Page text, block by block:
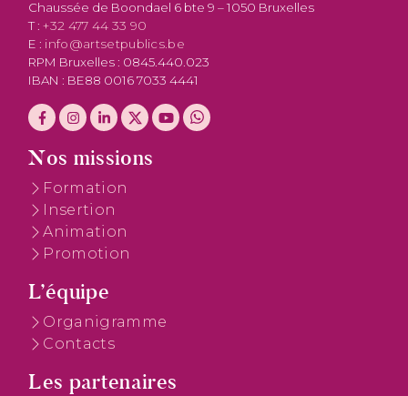
Chaussée de Boondael 6 bte 9 – 1050 Bruxelles
T :+32 477 44 33 90
E : info@artsetpublics.be
RPM Bruxelles : 0845.440.023
IBAN : BE88 0016 7033 4441
Nos missions
Formation
Insertion
Animation
Promotion
L’équipe
Organigramme
Contacts
Les partenaires